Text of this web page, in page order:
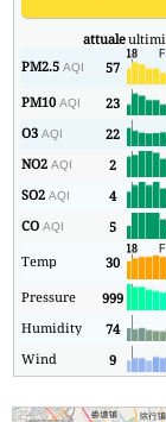
attuale
PM2.5AQI 57
PM10AQI 23
O3AQI 22
NO2AQI 2
SO2AQI 4
COAQI 5
Temp
30
Pressure
999
Humidity
74
Wind
9